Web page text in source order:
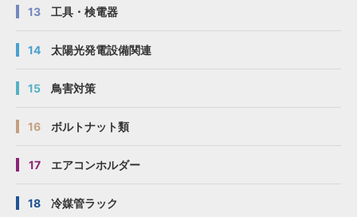
13 工具・検電器
14 太陽光発電設備関連
15 鳥害対策
16 ボルトナット類
17 エアコンホルダー
18 冷媒管ラック